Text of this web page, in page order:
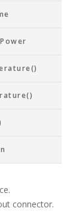
connector.